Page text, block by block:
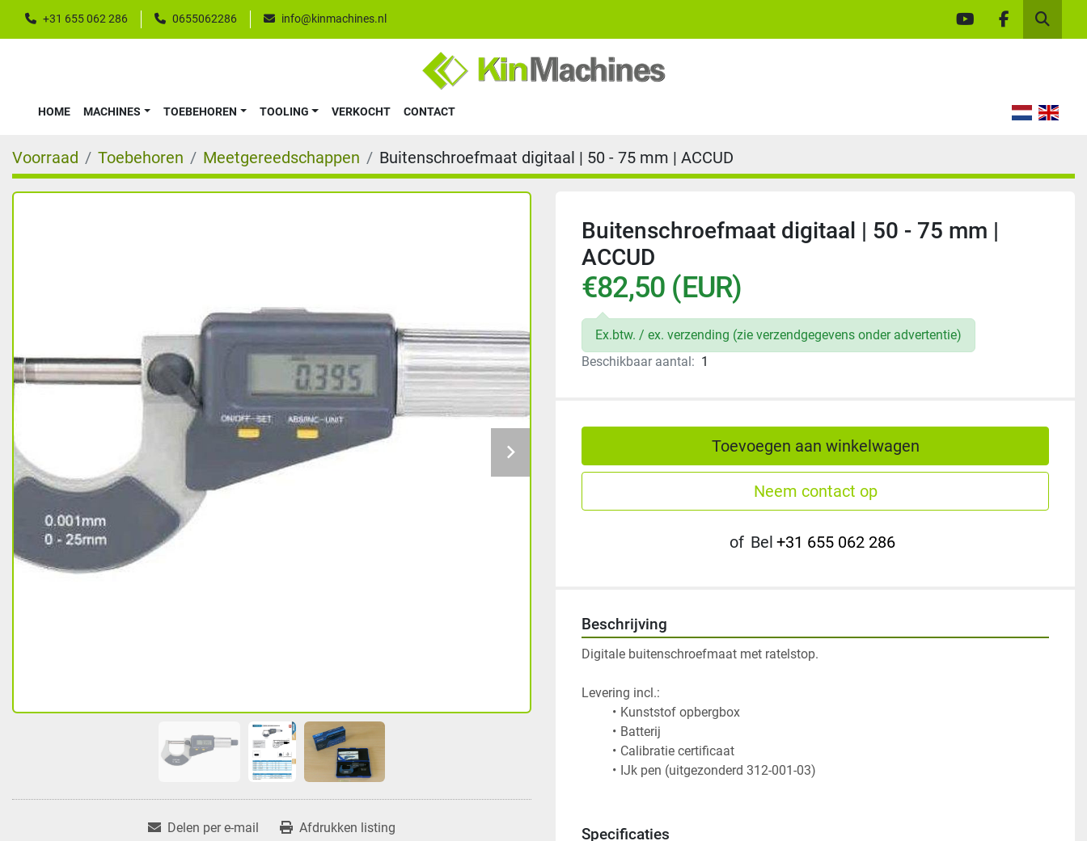
+31 655 062 286 0655062286 info@kinmachines.nl
youtubefacebook
Zoek
HOME MACHINES TOEBEHOREN TOOLING VERKOCHT CONTACT
Voorraad Toebehoren Meetgereedschappen Buitenschroefmaat digitaal | 50 - 75 mm | ACCUD
Delen per e-mail Afdrukken listing
Buitenschroefmaat digitaal | 50 - 75 mm |
ACCUD
€82,50 (EUR)
Ex.btw. / ex. verzending (zie verzendgegevens onder advertentie)
Beschikbaar aantal: 1
Toevoegen aan winkelwagen
Neem contact op
of Bel +31 655 062 286
Beschrijving
Digitale buitenschroefmaat met ratelstop.
Kunststof opbergbox
Calibratie certificaat
IJk pen (uitgezonderd 312-001-03)
Specificaties